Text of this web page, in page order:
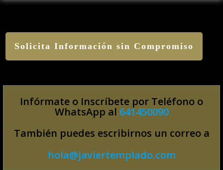
Solicita Información sin Compromiso
Infórmate o Inscríbete por Teléfono o
WhatsApp al 641450090
También puedes escribirnos un correo a
hola@javiertemplado.com